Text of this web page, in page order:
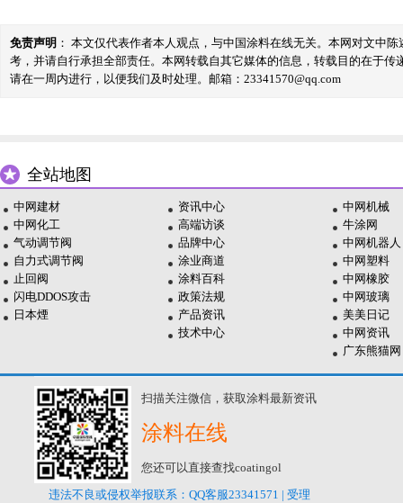
免责声明 ： 本文仅代表作者本人观点，与中国涂料在线无关。本网对文中
考，并请自行承担全部责任。本网转载自其它媒体的信息，转载目的在于
请在一周内进行，以便我们及时处理。邮箱：23341570@qq.com
全站地图
中网建材
中网化工
气动调节阀
自力式调节阀
止回阀
闪电DDOS攻击
日本煙
资讯中心
高端访谈
品牌中心
涂业商道
涂料百科
政策法规
产品资讯
技术中心
中网机械
牛涂网
中网机器人
中网塑料
中网橡胶
中网玻璃
美美日记
中网资讯
广东熊猫网
扫描关注微信，获取涂料最新资讯
涂料在线
您还可以直接查找coatingol
违法不良或侵权举报联系：QQ客服23341571 | 受理